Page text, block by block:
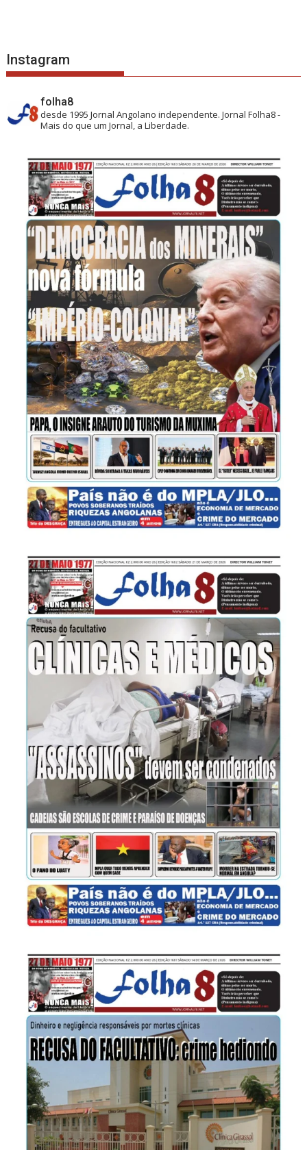
Instagram
folha8
desde 1995 Jornal Angolano independente.Jornal Folha8 -
Mais do que um Jornal, a Liberdade.